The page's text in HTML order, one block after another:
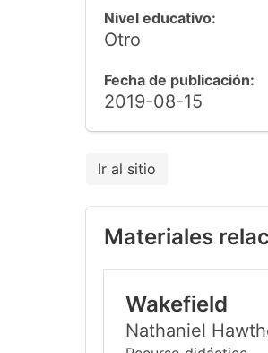
Nivel educativo:
Otro
Fecha de publicación:
2019-08-15
Ir al sitio
Materiales
Wakefield
Nathaniel